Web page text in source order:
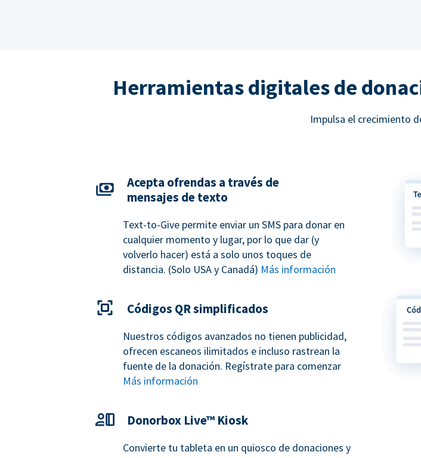
Herramientas digitales de
Impulsa el crecimiento
Acepta ofrendas a través de
mensajes de texto
Text-to-Give permite enviar un SMS para donar en
cualquier momento y lugar, por lo que dar (y
volverlo hacer) está a solo unos toques de
distancia. (Solo USA y Canadá) Más información
Códigos QR simplificados
Nuestros códigos avanzados no tienen publicidad,
ofrecen escaneos ilimitados e incluso rastrean la
fuente de la donación. Regístrate para comenzar
Más información
Donorbox Live™ Kiosk
Convierte tu tableta en un quiosco de donaciones y